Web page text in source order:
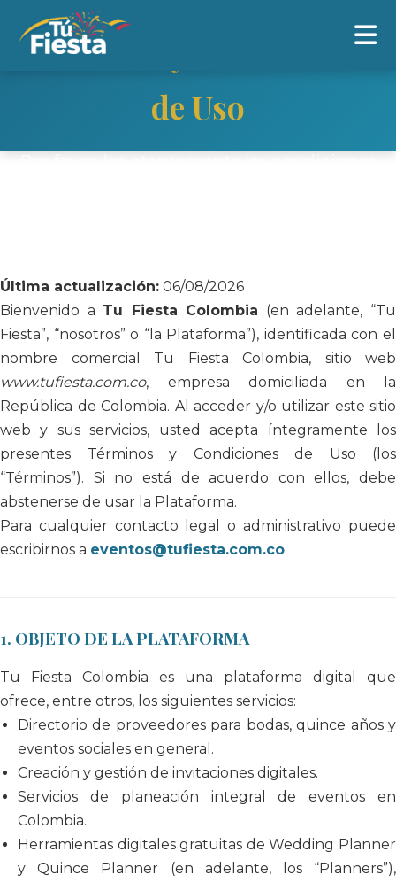
Términos y Condiciones
de Uso
Última actualización: 06/08/2026
Bienvenido a Tu Fiesta Colombia (en adelante, “Tu
Fiesta”, “nosotros” o “la Plataforma”), identificada con el
nombre comercial Tu Fiesta Colombia, sitio web
www.tufiesta.com.co, empresa domiciliada en la
República de Colombia. Al acceder y/o utilizar este sitio
web y sus servicios, usted acepta íntegramente los
presentes Términos y Condiciones de Uso (los
“Términos”). Si no está de acuerdo con ellos, debe
abstenerse de usar la Plataforma.
Para cualquier contacto legal o administrativo puede
escribirnos a eventos@tufiesta.com.co.
1. OBJETO DE LA PLATAFORMA
Tu Fiesta Colombia es una plataforma digital que
ofrece, entre otros, los siguientes servicios:
Directorio de proveedores para bodas, quince años y
eventos sociales en general.
Creación y gestión de invitaciones digitales.
Servicios de planeación integral de eventos en
Colombia.
Herramientas digitales gratuitas de Wedding Planner
y Quince Planner (en adelante, los “Planners”),